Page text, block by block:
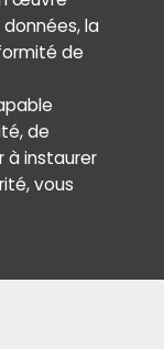
la
de
de
à instaurer
vous